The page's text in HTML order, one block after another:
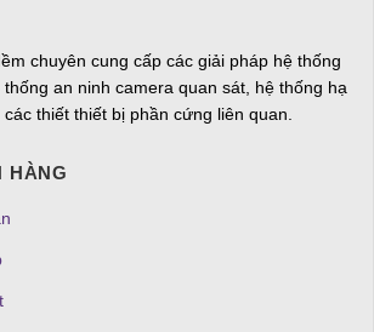
chuyên cung cấp các giải pháp hệ thống
an ninh camera quan sát, hệ thống hạ
thiết thiết bị phần cứng liên quan.
HÀNG